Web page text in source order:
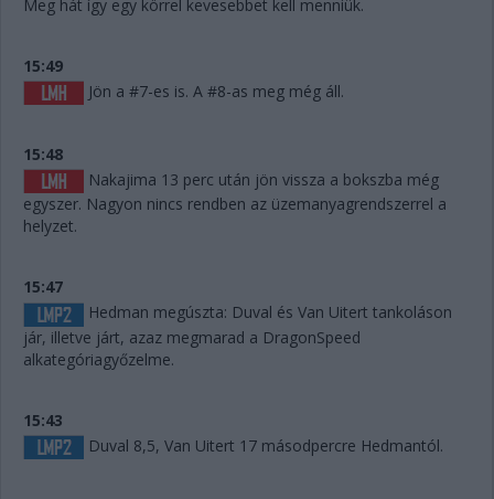
Meg hát így egy körrel kevesebbet kell menniük.
15:49
Jön a #7-es is. A #8-as meg még áll.
15:48
Nakajima 13 perc után jön vissza a bokszba még
egyszer. Nagyon nincs rendben az üzemanyagrendszerrel a
helyzet.
15:47
Hedman megúszta: Duval és Van Uitert tankoláson
jár, illetve járt, azaz megmarad a DragonSpeed
alkategóriagyőzelme.
15:43
Duval 8,5, Van Uitert 17 másodpercre Hedmantól.